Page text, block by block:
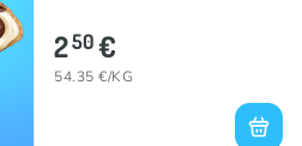
250€
54.35 €/KG